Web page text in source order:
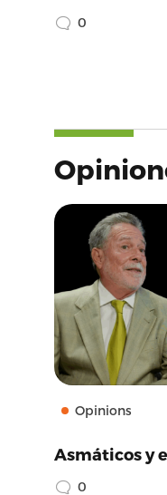
0
Opinions
Asmáticos y
0